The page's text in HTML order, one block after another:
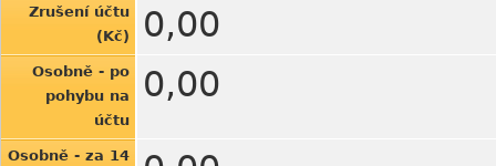
Zrušení účtu
(Kč)
0,00
Osobně - po
pohybu na
účtu
0,00
Osobně - za 14